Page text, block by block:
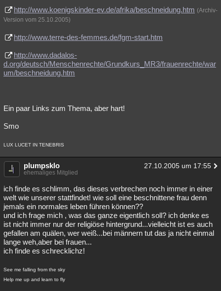
http://www.koenigskinder-ev.de/afrika/beschneidung.htm (Archiv-
Version vom 25.10.2005)
http://www.terre-des-femmes.de/fgm-start.htm
http://www.dadalos-
d.org/deutsch/Menschenrechte/Grundkurs_MR3/frauenrechte/war
um/beschneidung.htm
Ein paar Links zum Thema, aber hart!
Smo
LUX LUCET IN TENEBRIS
plumpsklo 27.10.2005 um 17:55
ehemaliges Mitglied
ich finde es schlimm, das dieses verbrechen noch immer in einer
welt wie unserer stattfindet! wie soll eine beschnittene frau denn
jemals ein normales leben führen können??
und ich frage mich , was das ganze eigentlich soll? ich denke es
ist nicht immer nur der religiöse hintergrund...vielleicht ist es auch
gefallen am quälen, wer weiß...bei männern tut das ja nicht einmal
lange weh,aber bei frauen...
ich finde es schrecklichz!
See me falling from the sky
Help me up and learn to fly